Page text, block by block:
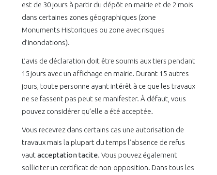
est de 30 jours à partir du dépôt en mairie et de 2 mois
dans certaines zones géographiques (zone
Monuments Historiques ou zone avec risques
d’inondations).
L’avis de déclaration doit être soumis aux tiers pendant
15 jours avec un affichage en mairie. Durant 15 autres
jours, toute personne ayant intérêt à ce que les travaux
ne se fassent pas peut se manifester. À défaut, vous
pouvez considérer qu’elle a été acceptée.
Vous recevrez dans certains cas une autorisation de
travaux mais la plupart du temps l’absence de refus
vaut acceptation tacite. Vous pouvez également
solliciter un certificat de non-opposition. Dans tous les